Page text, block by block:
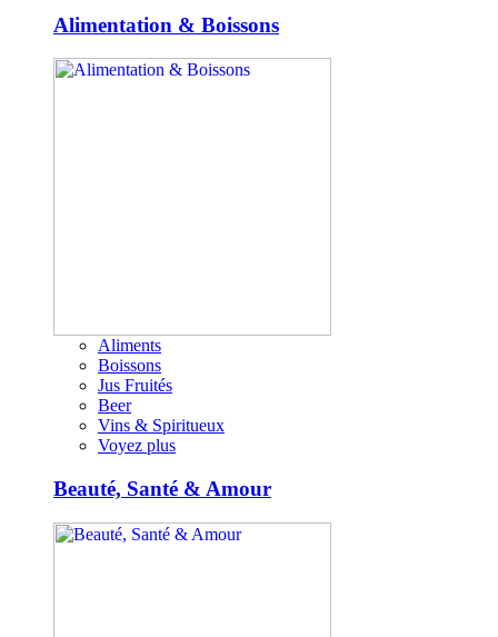
Alimentation & Boissons
Aliments
Boissons
Jus Fruités
Beer
Vins & Spiritueux
Voyez plus
Beauté, Santé & Amour